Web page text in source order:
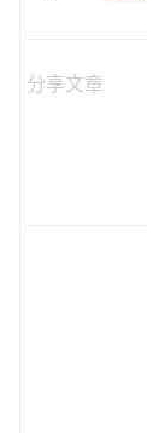
分享文章